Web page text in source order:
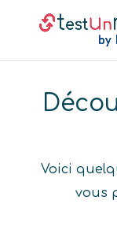
Voici
vous